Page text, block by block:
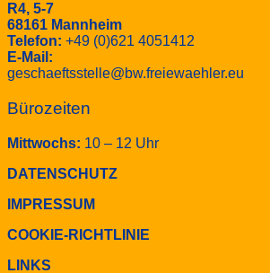
R4, 5-7
68161 Mannheim
Telefon: +49 (0)621 4051412
E-Mail:
geschaeftsstelle@bw.freiewaehler.eu
Bürozeiten
Mittwochs: 10 – 12 Uhr
DATENSCHUTZ
IMPRESSUM
COOKIE-RICHTLINIE
LINKS